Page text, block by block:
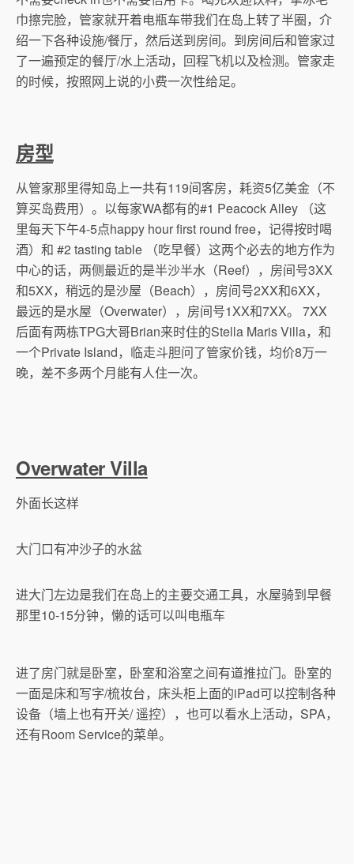
巾擦完脸，管家就开着电瓶车带我们在岛上转了半圈，介
绍一下各种设施/餐厅，然后送到房间。到房间后和管家过
了一遍预定的餐厅/水上活动，回程飞机以及检测。管家走
的时候，按照网上说的小费一次性给足。
房型
从管家那里得知岛上一共有119间客房，耗资5亿美金（不
算买岛费用）。以每家WA都有的#1 Peacock Alley （这
里每天下午4-5点happy hour first round free，记得按时喝
酒）和 #2 tasting table （吃早餐）这两个必去的地方作为
中心的话，两侧最近的是半沙半水（Reef），房间号3XX
和5XX，稍远的是沙屋（Beach），房间号2XX和6XX，
最远的是水屋（Overwater），房间号1XX和7XX。 7XX
后面有两栋TPG大哥Brian来时住的Stella Maris Villa，和
一个Private Island，临走斗胆问了管家价钱，均价8万一
晚，差不多两个月能有人住一次。
Overwater Villa
外面长这样
大门口有冲沙子的水盆
进大门左边是我们在岛上的主要交通工具，水屋骑到早餐
那里10-15分钟，懒的话可以叫电瓶车
进了房门就是卧室，卧室和浴室之间有道推拉门。卧室的
一面是床和写字/梳妆台，床头柜上面的iPad可以控制各种
设备（墙上也有开关/ 遥控），也可以看水上活动，SPA，
还有Room Service的菜单。